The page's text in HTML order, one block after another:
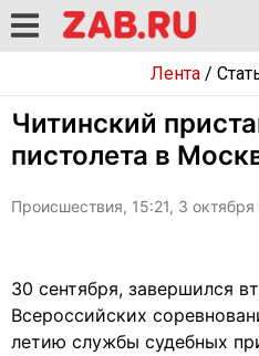
Лента/
Читинский
пистолета в
Происшествия, 15:21, 3
30 сентября, завершился
Всероссийских
летию службы судебных